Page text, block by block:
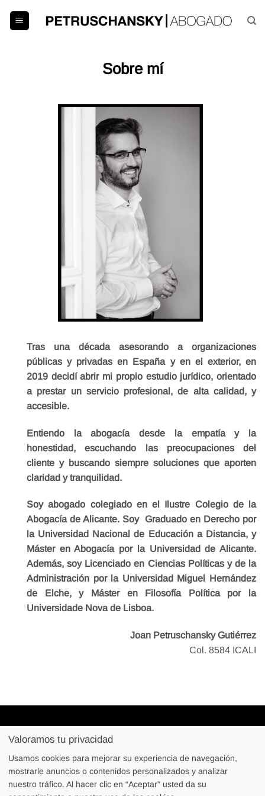
Sobre mí
Tras una década asesorando a organizaciones
públicas y privadas en España y en el exterior, en
2019 decidí abrir mi propio estudio jurídico, orientado
a prestar un servicio profesional, de alta calidad, y
accesible.
Entiendo la abogacía desde la empatía y la
honestidad, escuchando las preocupaciones del
cliente y buscando siempre soluciones que aporten
claridad y tranquilidad.
Soy abogado colegiado en el Ilustre Colegio de la
Abogacía de Alicante. Soy Graduado en Derecho por
la Universidad Nacional de Educación a Distancia, y
Máster en Abogacía por la Universidad de Alicante.
Además, soy Licenciado en Ciencias Políticas y de la
Administración por la Universidad Miguel Hernández
de Elche, y Máster en Filosofía Política por la
Universidade Nova de Lisboa.
Joan Petruschansky Gutiérrez
Col. 8584 ICALI
joan@petruschansky.es
Petruschansky Abogado© 2026. Todos los derechos reservados.
Valoramos tu privacidad
Usamos cookies para mejorar su experiencia de navegación,
mostrarle anuncios o contenidos personalizados y analizar
nuestro tráfico. Al hacer clic en “Aceptar” usted da su